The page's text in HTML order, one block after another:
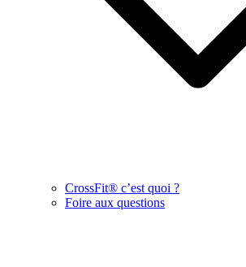
CrossFit® c’est quoi ?
Foire aux questions